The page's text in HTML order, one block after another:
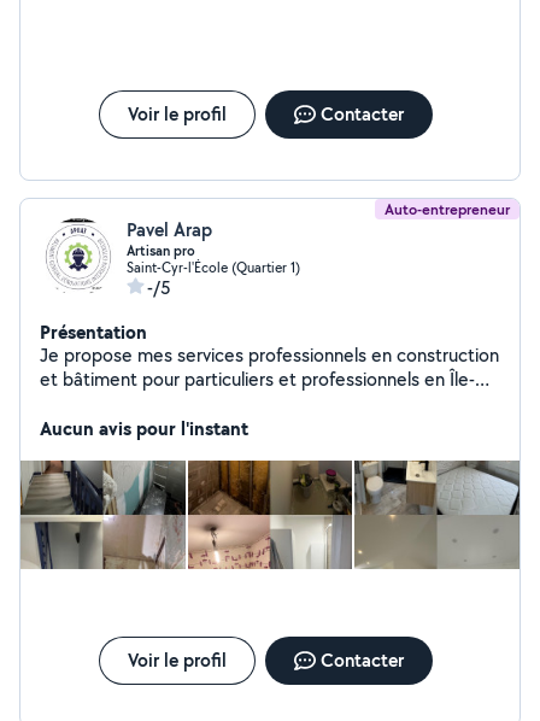
Voir le profil Contacter
Auto-entrepreneur
Pavel Arap
Artisan pro
Saint-Cyr-l'École (Quartier 1)
-/5
Présentation
Je propose mes services professionnels en construction
et bâtiment pour particuliers et professionnels en Île-
travaux de qualité à des tarifs compétitifs. Mes
fondations, dalles béton,terrasse en bois ) Rénovation
intérieure/extérieure (plâtrerie, enduit,peinture,
carrelage,parquet) Petits travaux de bricolage toutes
tipes et gros œuvre Montage de meubles, montage
cuisine, montage cabine de douche toutes tipes,fixation
moi pour un rendez-vous
Aucun avis pour l'instant
Voir le profil Contacter